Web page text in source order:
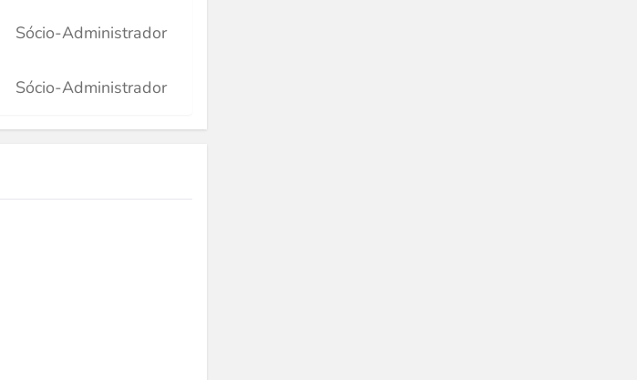
Sócio-Administrador
Sócio-Administrador